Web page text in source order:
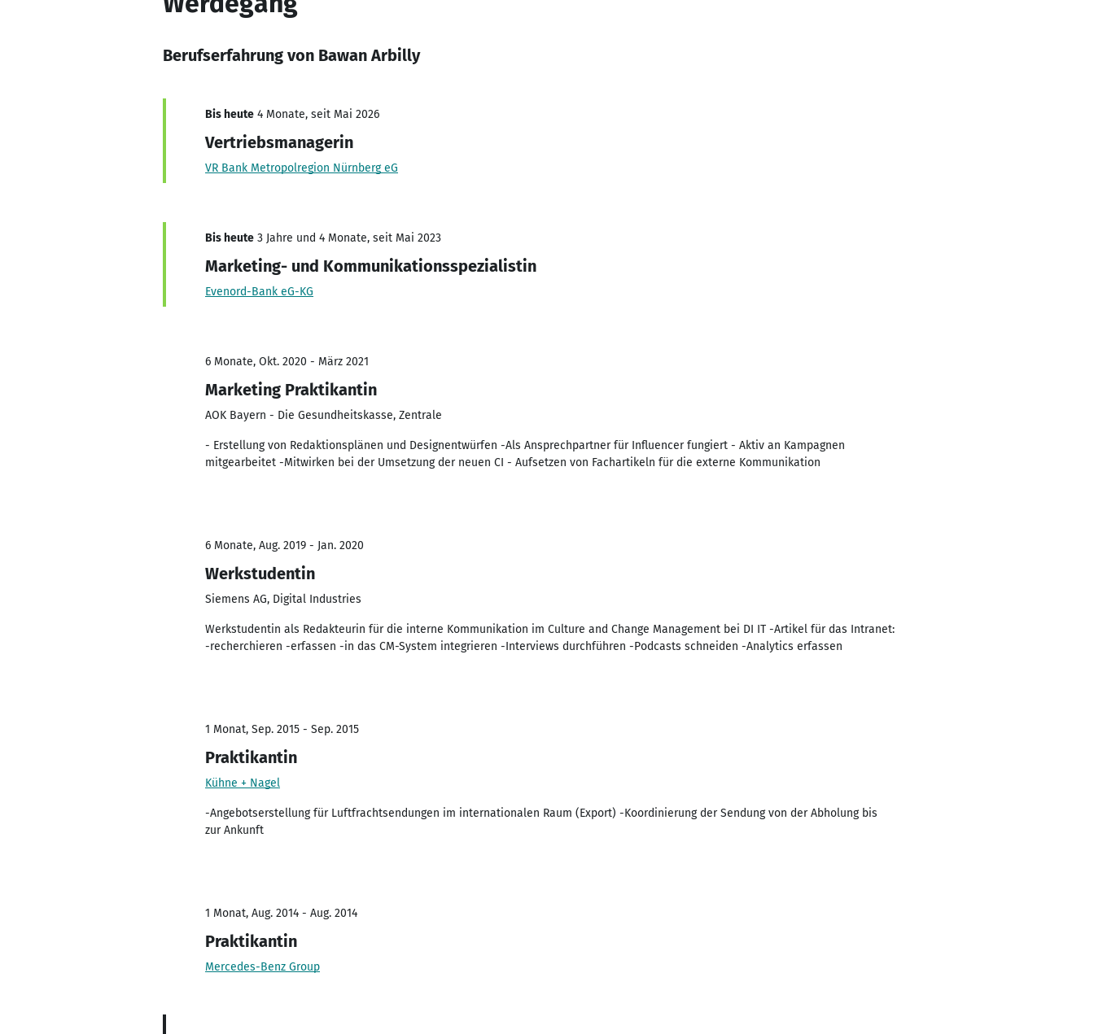
Berufserfahrung von Bawan Arbilly
Bis heute 4 Monate, seit Mai 2026
Vertriebsmanagerin
VR Bank Metropolregion Nürnberg eG
Bis heute 3 Jahre und 4 Monate, seit Mai 2023
Marketing- und Kommunikationsspezialistin
Evenord-Bank eG-KG
6 Monate, Okt. 2020 - März 2021
Marketing Praktikantin
AOK Bayern - Die Gesundheitskasse, Zentrale
- Erstellung von Redaktionsplänen und Designentwürfen -Als Ansprechpartner für Influencer fungiert - Aktiv an Kampagnen
mitgearbeitet -Mitwirken bei der Umsetzung der neuen CI - Aufsetzen von Fachartikeln für die externe Kommunikation
6 Monate, Aug. 2019 - Jan. 2020
Werkstudentin
Siemens AG, Digital Industries
Werkstudentin als Redakteurin für die interne Kommunikation im Culture and Change Management bei DI IT -Artikel für das Intranet:
-recherchieren -erfassen -in das CM-System integrieren -Interviews durchführen -Podcasts schneiden -Analytics erfassen
1 Monat, Sep. 2015 - Sep. 2015
Praktikantin
Kühne + Nagel
-Angebotserstellung für Luftfrachtsendungen im internationalen Raum (Export) -Koordinierung der Sendung von der Abholung bis
zur Ankunft
1 Monat, Aug. 2014 - Aug. 2014
Praktikantin
Mercedes-Benz Group